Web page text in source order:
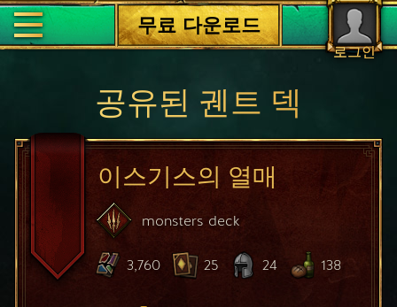
로그인
무료 다운로드
공유된 궨트 덱
이스기스의 열매
monsters deck
3,760 25 24 138